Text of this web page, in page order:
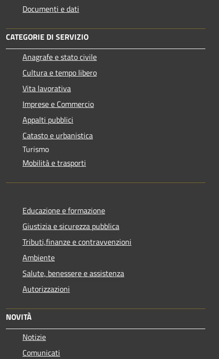
Documenti e dati
CATEGORIE DI SERVIZIO
Anagrafe e stato civile
Cultura e tempo libero
Vita lavorativa
Imprese e Commercio
Appalti pubblici
Catasto e urbanistica
Turismo
Mobilità e trasporti
Educazione e formazione
Giustizia e sicurezza pubblica
Tributi,finanze e contravvenzioni
Ambiente
Salute, benessere e assistenza
Autorizzazioni
NOVITÀ
Notizie
Comunicati